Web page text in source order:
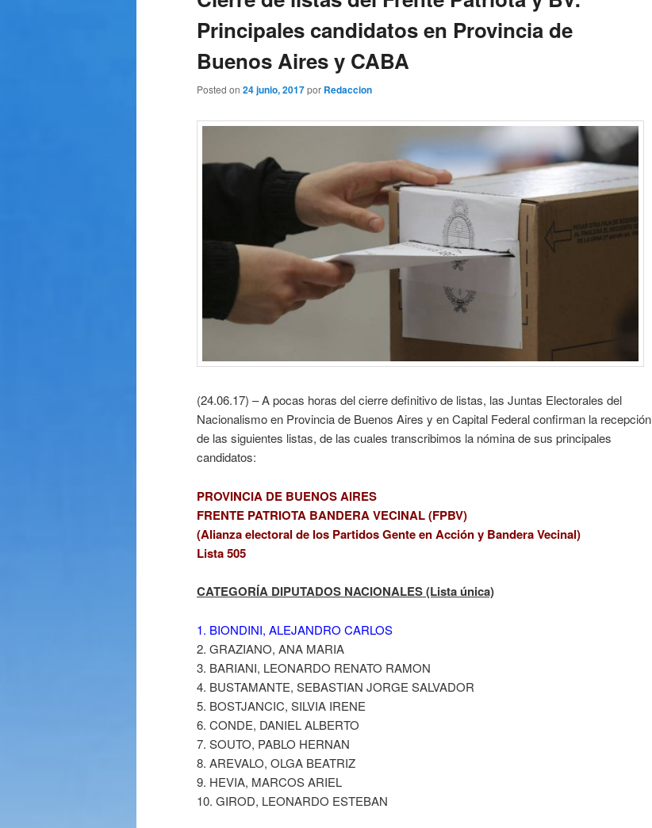
Principales candidatos en Provincia de
Buenos Aires y CABA
Posted on 24 junio, 2017por Redaccion
(24.06.17) – A pocas horas del cierre definitivo de listas, las Juntas Electorales del
Nacionalismo en Provincia de Buenos Aires y en Capital Federal confirman la recepción
de las siguientes listas, de las cuales transcribimos la nómina de sus principales
candidatos:
PROVINCIA DE BUENOS AIRES
FRENTE PATRIOTA BANDERA VECINAL (FPBV)
(Alianza electoral de los Partidos Gente en Acción y Bandera Vecinal)
Lista 505
CATEGORÍA DIPUTADOS NACIONALES (Lista única)
1. BIONDINI, ALEJANDRO CARLOS
2. GRAZIANO, ANA MARIA
3. BARIANI, LEONARDO RENATO RAMON
4. BUSTAMANTE, SEBASTIAN JORGE SALVADOR
5. BOSTJANCIC, SILVIA IRENE
6. CONDE, DANIEL ALBERTO
7. SOUTO, PABLO HERNAN
8. AREVALO, OLGA BEATRIZ
9. HEVIA, MARCOS ARIEL
10. GIROD, LEONARDO ESTEBAN